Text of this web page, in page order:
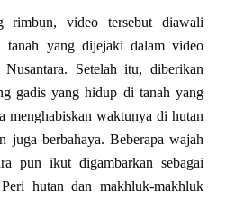
rimbun, video tersebut diawali
tanah yang dijejaki dalam video
Nusantara. Setelah itu, diberikan
gadis yang hidup di tanah yang
menghabiskan waktunya di hutan
juga berbahaya. Beberapa wajah
pun ikut digambarkan sebagai
hutan dan makhluk-makhluk